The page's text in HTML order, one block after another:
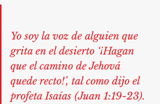
Yo soy la voz de alguien que
grita en el desierto ‘¡Hagan
que el camino de Jehová
quede recto!’, tal como dijo el
profeta Isaías (Juan 1:19-23).